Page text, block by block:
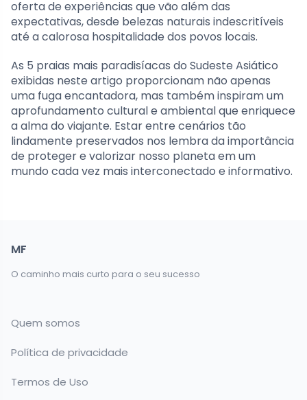
oferta de experiências que vão além das
expectativas, desde belezas naturais indescritíveis
até a calorosa hospitalidade dos povos locais.
As 5 praias mais paradisíacas do Sudeste Asiático
exibidas neste artigo proporcionam não apenas
uma fuga encantadora, mas também inspiram um
aprofundamento cultural e ambiental que enriquece
a alma do viajante. Estar entre cenários tão
lindamente preservados nos lembra da importância
de proteger e valorizar nosso planeta em um
mundo cada vez mais interconectado e informativo.
MF
O caminho mais curto para o seu sucesso
Quem somos
Política de privacidade
Termos de Uso